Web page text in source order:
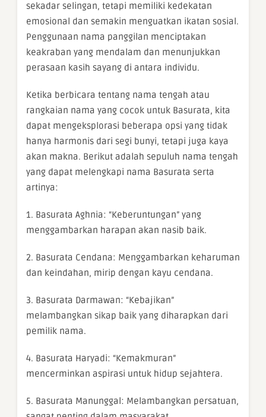
sekadar selingan, tetapi memiliki kedekatan
emosional dan semakin menguatkan ikatan sosial.
Penggunaan nama panggilan menciptakan
keakraban yang mendalam dan menunjukkan
perasaan kasih sayang di antara individu.
Ketika berbicara tentang nama tengah atau
rangkaian nama yang cocok untuk Basurata, kita
dapat mengeksplorasi beberapa opsi yang tidak
hanya harmonis dari segi bunyi, tetapi juga kaya
akan makna. Berikut adalah sepuluh nama tengah
yang dapat melengkapi nama Basurata serta
artinya:
1. Basurata Aghnia: “Keberuntungan” yang
menggambarkan harapan akan nasib baik.
2. Basurata Cendana: Menggambarkan keharuman
dan keindahan, mirip dengan kayu cendana.
3. Basurata Darmawan: “Kebajikan”
melambangkan sikap baik yang diharapkan dari
pemilik nama.
4. Basurata Haryadi: “Kemakmuran”
mencerminkan aspirasi untuk hidup sejahtera.
5. Basurata Manunggal: Melambangkan persatuan,